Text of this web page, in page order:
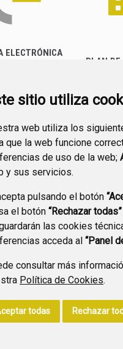
sitio utiliza
web utiliza los
que la web funcione
de uso de la web;
y sus servicios.
pulsando el botón
el botón “Rechazar todas”
las cookies
acceda al “Panel
consultar más
Política de Cookies.
todas Rechazar
ELECTRÓNICA
PLAN DE
YOUTUBE